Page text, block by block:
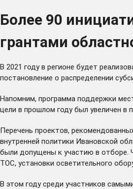
Более 90
грантами
В 2021 году в регионе будет
постановление о распределении
Напомним, программа поддержки
цели в прошлом году был увеличен в
Перечень проектов,
внутренней политики Ивановской
были допущены к участию в отборе.
ТОС, установки осветительного
В этом году среди участников